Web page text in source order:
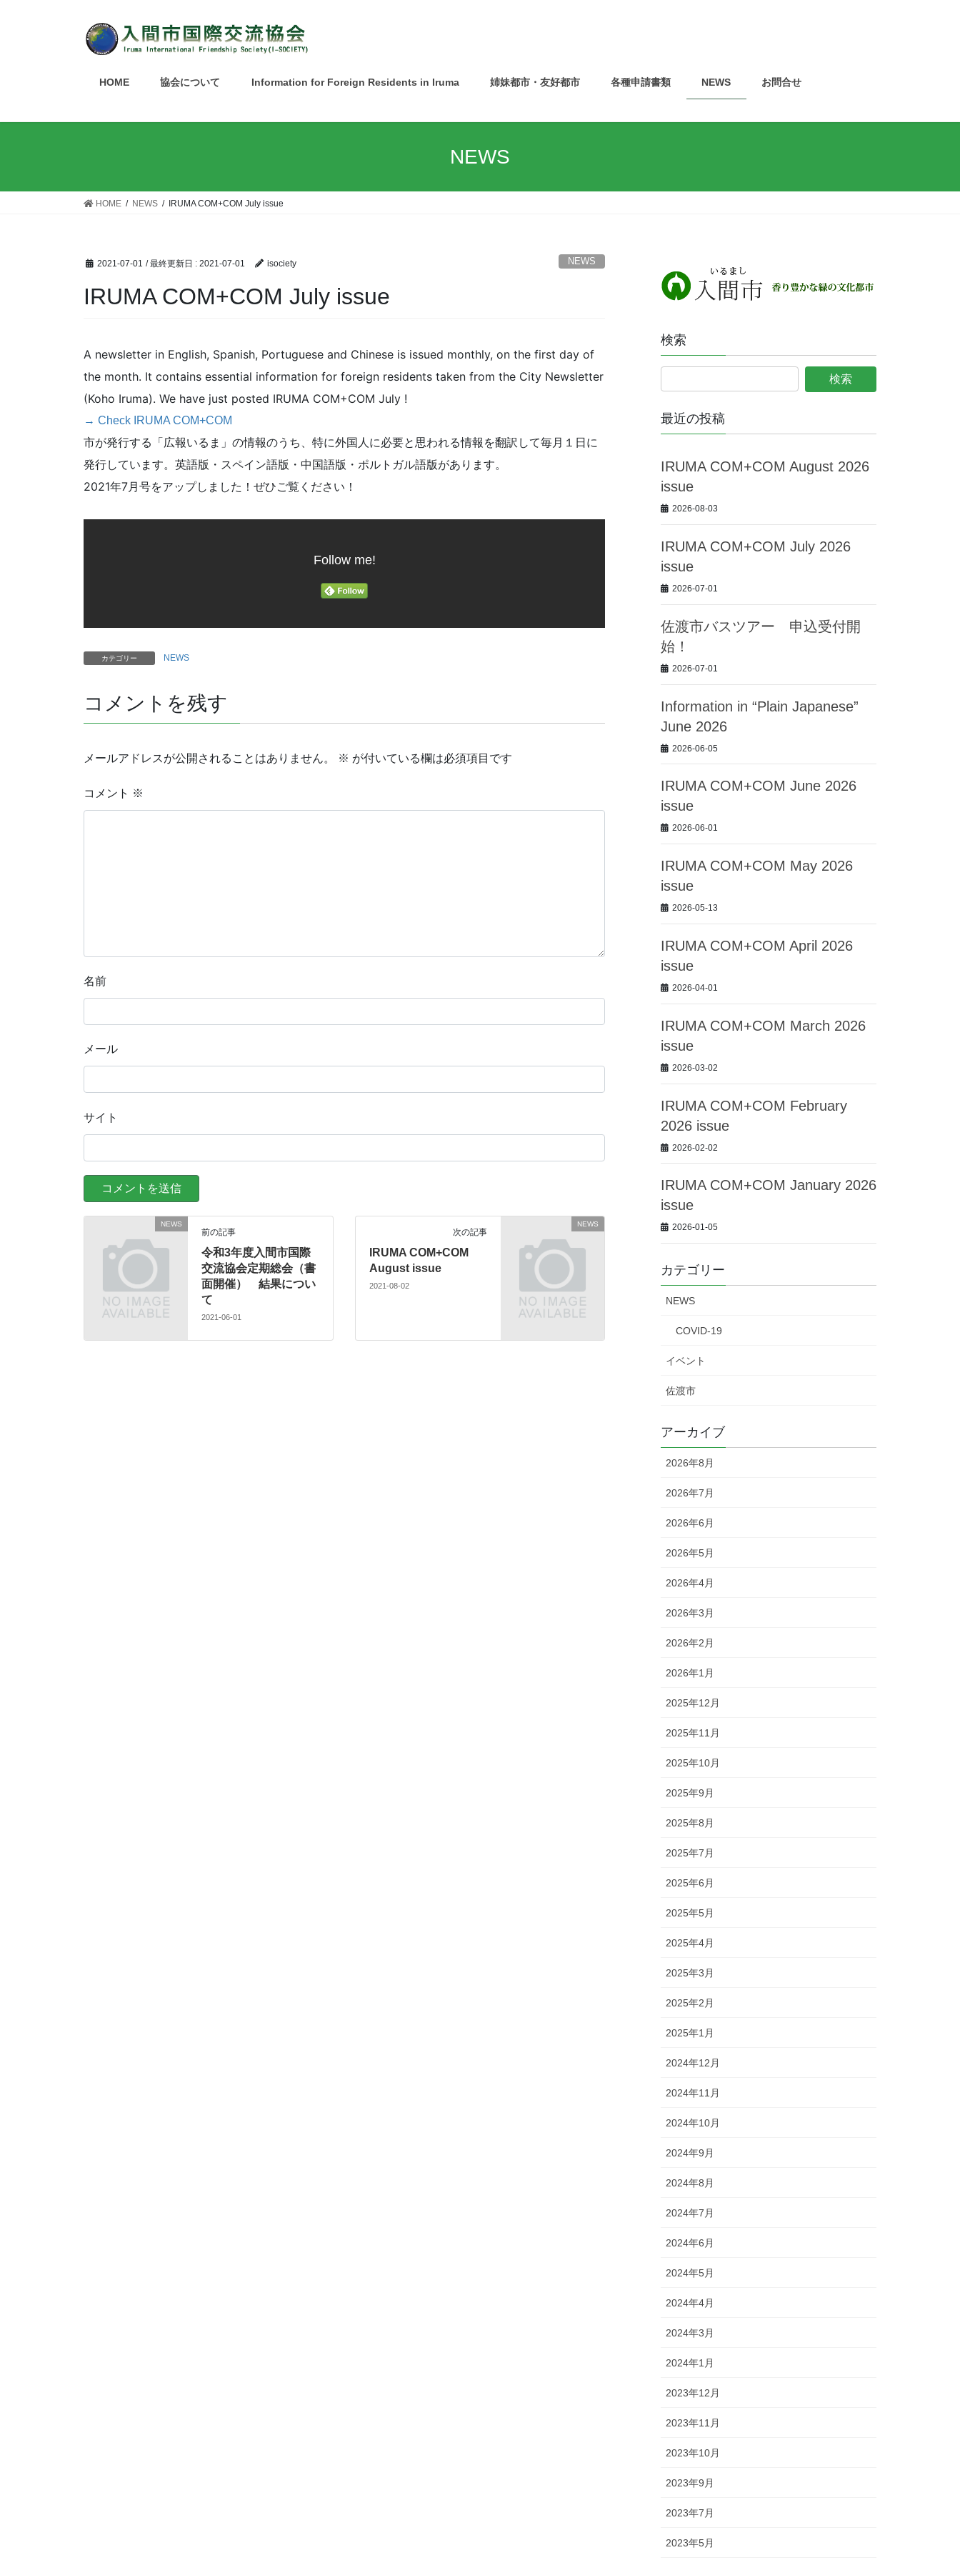
HOME 協会について Information for Foreign Residents in Iruma 姉妹都市・友好都市 各種申請書類 NEWS お問合せ
NEWS
HOME NEWS IRUMA COM+COM July issue
2021-07-01 / 最終更新日 : 2021-07-01 isociety NEWS
IRUMA COM+COM July issue
A newsletter in English, Spanish, Portuguese and Chinese is issued monthly, on the first day of
the month. It contains essential information for foreign residents taken from the City Newsletter
(Koho Iruma). We have just posted IRUMA COM+COM July !
→ Check IRUMA COM+COM
市が発行する「広報いるま」の情報のうち、特に外国人に必要と思われる情報を翻訳して毎月１日に
発行しています。英語版・スペイン語版・中国語版・ポルトガル語版があります。
2021年7月号をアップしました！ぜひご覧ください！
Follow me!
カテゴリー NEWS
コメントを残す
メールアドレスが公開されることはありません。 ※ が付いている欄は必須項目です
コメント ※
名前
メール
サイト
NEWS
前の記事
令和3年度入間市国際
交流協会定期総会（書
面開催） 結果につい
て
2021-06-01
NEWS
次の記事
IRUMA COM+COM
August issue
2021-08-02
検索
最近の投稿
IRUMA COM+COM August 2026
issue
2026-08-03
IRUMA COM+COM July 2026
issue
2026-07-01
佐渡市バスツアー 申込受付開
始！
2026-07-01
Information in “Plain Japanese”
June 2026
2026-06-05
IRUMA COM+COM June 2026
issue
2026-06-01
IRUMA COM+COM May 2026
issue
2026-05-13
IRUMA COM+COM April 2026
issue
2026-04-01
IRUMA COM+COM March 2026
issue
2026-03-02
IRUMA COM+COM February
2026 issue
2026-02-02
IRUMA COM+COM January 2026
issue
2026-01-05
カテゴリー
NEWS
COVID-19
イベント
佐渡市
アーカイブ
2026年8月
2026年7月
2026年6月
2026年5月
2026年4月
2026年3月
2026年2月
2026年1月
2025年12月
2025年11月
2025年10月
2025年9月
2025年8月
2025年7月
2025年6月
2025年5月
2025年4月
2025年3月
2025年2月
2025年1月
2024年12月
2024年11月
2024年10月
2024年9月
2024年8月
2024年7月
2024年6月
2024年5月
2024年4月
2024年3月
2024年1月
2023年12月
2023年11月
2023年10月
2023年9月
2023年7月
2023年5月